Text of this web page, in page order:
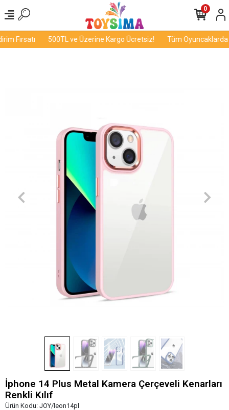
Fırsatı 500TL ve Üzerine Kargo Ücretsiz! Tüm Oyuncaklarda
0
İphone 14 Plus Metal Kamera Çerçeveli Kenarları
Renkli Kılıf
Ürün Kodu: JOY/leon14pl